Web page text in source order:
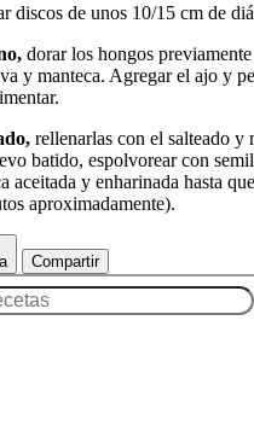
discos de unos 10/15 cm de
dorar los hongos
y manteca. Agregar el ajo y
rellenarlas con el salteado y
batido, espolvorear con
aceitada y enharinada hasta
aproximadamente).
Compartir